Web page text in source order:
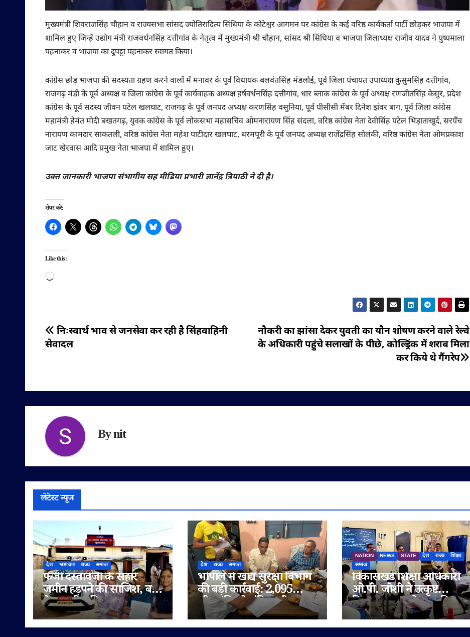
मुख्यमंत्री शिवराजसिंह चौहान व राज्यसभा सांसद ज्योतिरादित्य सिंधिया के कोटेश्वर आगमन पर कांग्रेस के कई वरिष्ठ कार्यकर्ता पार्टी छोड़कर भाजपा में
शामिल हुए जिन्हें उद्योग मंत्री राजवर्धनसिंह दत्तीगांव के नेतृत्व में मुख्यमंत्री श्री चौहान, सांसद श्री सिंधिया व भाजपा जिलाध्यक्ष राजीव यादव ने पुष्पमाला
पहनाकर व भाजपा का दुपट्टा पहनाकर स्वागत किया।
कांग्रेस छोड़ भाजपा की सदस्यता ग्रहण करने वालों में मनावर के पूर्व विधायक बलवंतसिंह मंडलोई, पूर्व जिला पंचायत उपाध्यक्ष कुसुमसिंह दत्तीगांव,
राजगढ़ मंडी के पूर्व अध्यक्ष व जिला कांग्रेस के पूर्व कार्यवाहक अध्यक्ष हर्षवर्धनसिंह दत्तीगांव, धार ब्लाक कांग्रेस के पूर्व अध्यक्ष रणजीतसिंह केसुर, प्रदेश
कांग्रेस के पूर्व सदस्य जीवन पटेल खलघाट, राजगढ़ के पूर्व जनपद अध्यक्ष करणसिंह वसुनिया, पूर्व पीसीसी मेंबर दिनेश झंवर बाग, पूर्व जिला कांग्रेस
महामंत्री हेमंत मोदी बखतगढ़, युवक कांग्रेस के पूर्व लोकसभा महासचिव ओमनारायण सिंह संदला, वरिष्ठ कांग्रेस नेता देवीसिंह पटेल भिड़ाताखुर्द, सरपँच
नारायण कामदार साकतली, वरिष्ठ कांग्रेस नेता महेश पाटीदार खलघाट, धरमपूरी के पूर्व जनपद अध्यक्ष राजेंद्रसिंह सोलंकी, वरिष्ठ कांग्रेस नेता ओमप्रकाश
जाट खेरवास आदि प्रमुख नेता भाजपा में शामिल हुए।
उक्त जानकारी भाजपा संभागीय सह मीडिया प्रभारी ज्ञानेंद्र त्रिपाठी ने दी है।
शेयर करें:
Like this:
Loading…
पोस्ट
नेविगेशन
नौकरी का झांसा देकर युवती का यौन शोषण करने वाले रेल्‍वे
के अधिकारी पहुंचे सलाखों के पीछे, कोल्ड्रिंक में शराब मिला
कर किये थे गैंगरेप
निःस्वार्थ भाव से जनसेवा कर रही है सिंहवाहिनी
सेवादल
Bynit
लेटेस्ट न्यूज
देश भ्रष्टाचार राज्य समाज
फर्जी दस्तावेजों के सहारे
जमीन हड़पने की साजिश, बहू
ने पटवारी सहित राजस्व
अधिकारियों पर लगाए
मिलीभगत के गंभीर आरोप
देश राज्य समाज
भोपाल में खाद्य सुरक्षा विभाग
की बड़ी कार्रवाई: 2,095
लीटर/किलो संदिग्ध घी जब्त,
सप्लाई चेन भी जांच के दायरे
में
NATION NEWS STATE देश राज्य
शिक्षा
समाज
विकासखंड शिक्षा अधिकारी
ओ.पी. जोशी ने उत्कृष्ट
विद्यालय जुन्नारदेव का किया
निरीक्षण, बोर्ड परीक्षार्थियों को
दिए सफलता के मंत्र